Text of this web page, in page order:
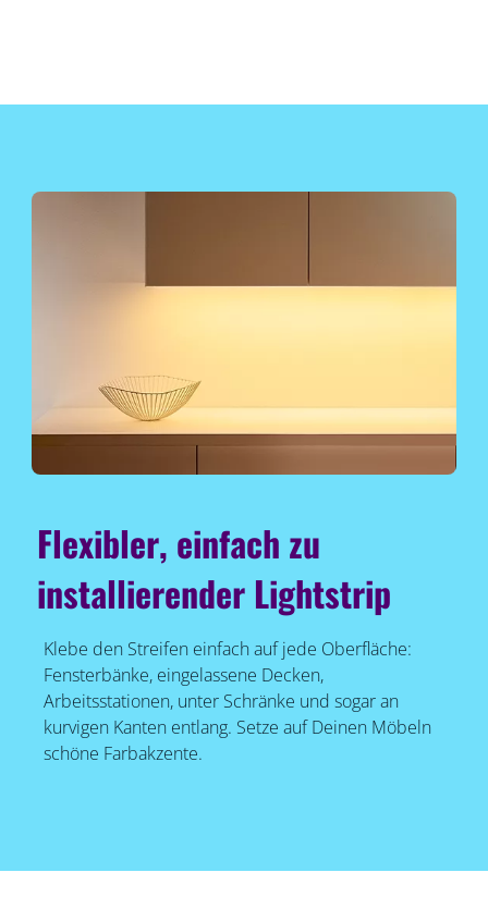
Flexibler, einfach zu
installierender Lightstrip
Klebe den Streifen einfach auf jede Oberfläche:
Fensterbänke, eingelassene Decken,
Arbeitsstationen, unter Schränke und sogar an
kurvigen Kanten entlang. Setze auf Deinen Möbeln
schöne Farbakzente.